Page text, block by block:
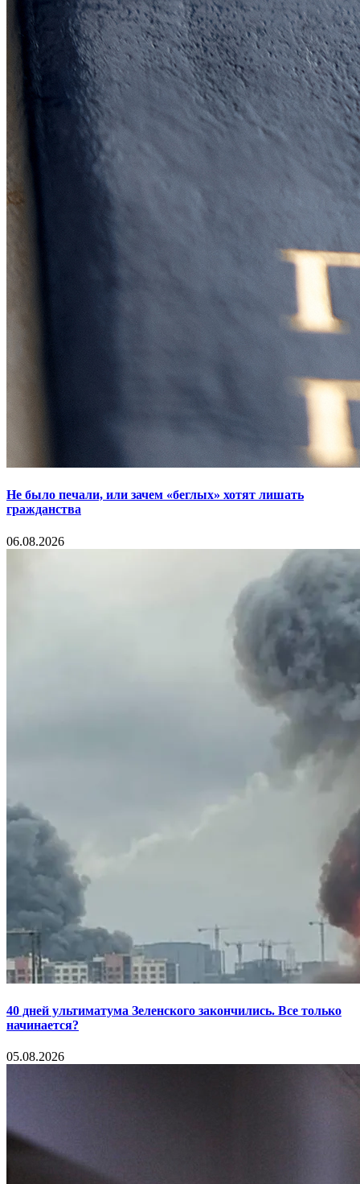
Не было печали, или зачем «беглых» хотят лишать
гражданства
06.08.2026
40 дней ультиматума Зеленского закончились. Все только
начинается?
05.08.2026